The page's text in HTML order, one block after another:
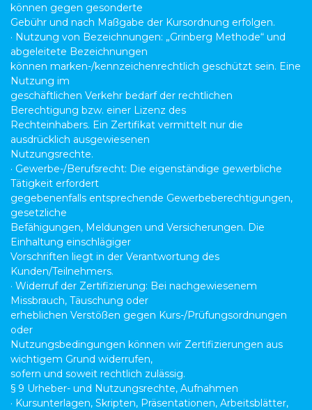
können gegen gesonderte
Gebühr und nach Maßgabe der Kursordnung erfolgen.
· Nutzung von Bezeichnungen: „Grinberg Methode“ und
abgeleitete Bezeichnungen
können marken-/kennzeichenrechtlich geschützt sein. Eine
Nutzung im
geschäftlichen Verkehr bedarf der rechtlichen
Berechtigung bzw. einer Lizenz des
Rechteinhabers. Ein Zertifikat vermittelt nur die
ausdrücklich ausgewiesenen
Nutzungsrechte.
· Gewerbe-/Berufsrecht: Die eigenständige gewerbliche
Tätigkeit erfordert
gegebenenfalls entsprechende Gewerbeberechtigungen,
gesetzliche
Befähigungen, Meldungen und Versicherungen. Die
Einhaltung einschlägiger
Vorschriften liegt in der Verantwortung des
Kunden/Teilnehmers.
· Widerruf der Zertifizierung: Bei nachgewiesenem
Missbrauch, Täuschung oder
erheblichen Verstößen gegen Kurs-/Prüfungsordnungen
oder
Nutzungsbedingungen können wir Zertifizierungen aus
wichtigem Grund widerrufen,
sofern und soweit rechtlich zulässig.
§ 9 Urheber- und Nutzungsrechte, Aufnahmen
· Kursunterlagen, Skripten, Präsentationen, Arbeitsblätter,